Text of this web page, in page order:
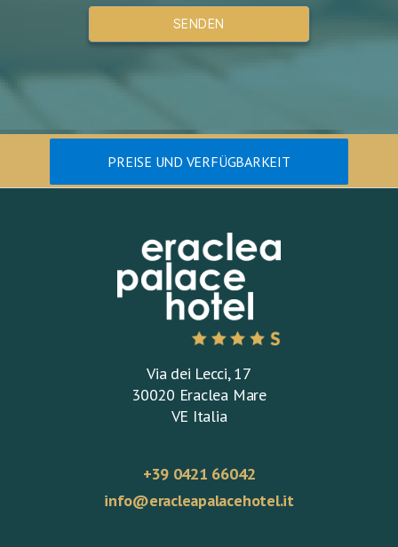
SENDEN
PREISE UND VERFÜGBARKEIT
Via dei Lecci, 17
30020 Eraclea Mare
VE Italia
+39 0421 66042
info@eracleapalacehotel.it